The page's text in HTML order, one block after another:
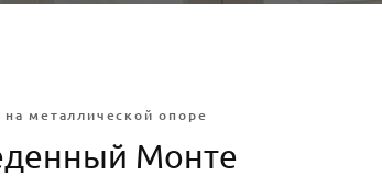
на металлической опоре
Монте